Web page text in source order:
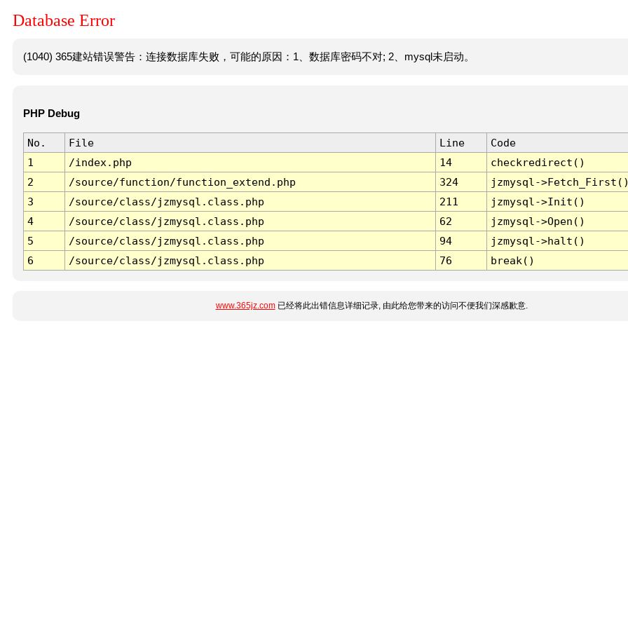
Database Error
(1040) 365建站错误警告：连接数据库失败，可能的原因：1、数据库密码不对; 2、mysql未启动。
PHP Debug
No. File Line
Code
1
/index.php 14
checkredirect()
2
/source/function/function_extend.php 324
jzmysql-
3
/source/class/jzmysql.class.php 211
jzmysql->Init()
4
/source/class/jzmysql.class.php 62
jzmysql->Open()
5
/source/class/jzmysql.class.php 94
jzmysql->halt()
6
/source/class/jzmysql.class.php 76 break()
www.365jz.com已经将此出错信息详细记录, 由此给您带来的访问不便我们深感歉意.